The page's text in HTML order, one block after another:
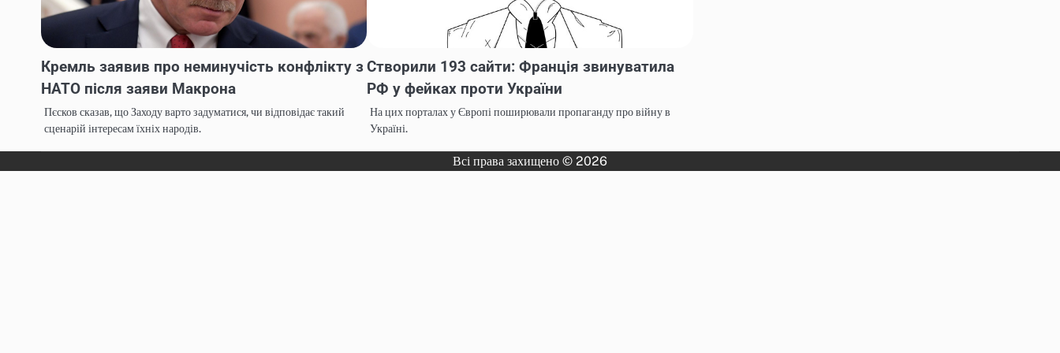
Кремль заявив про неминучість конфлікту з
НАТО після заяви Макрона
Пєсков сказав, що Заходу варто задуматися, чи відповідає такий
сценарій інтересам їхніх народів.
Створили 193 сайти: Франція звинуватила
РФ у фейках проти України
На цих порталах у Європі поширювали пропаганду про війну в
Україні.
Всі права захищено © 2026